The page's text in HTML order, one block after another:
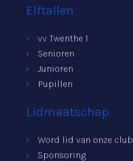
Elftallen
vv Twenthe 1
Senioren
Junioren
Pupillen
Lidmaatschap
Word lid van onze club
Sponsoring